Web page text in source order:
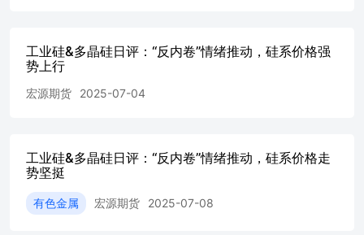
工业硅&多晶硅日评：“反内卷”情绪推动，硅系价格强
势上行
宏源期货 2025-07-04
工业硅&多晶硅日评：“反内卷”情绪推动，硅系价格走
势坚挺
有色金属 宏源期货 2025-07-08